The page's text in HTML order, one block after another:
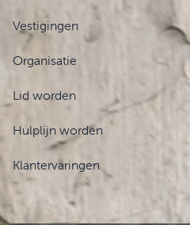
Vestigingen
Organisatie
Lid worden
Hulplijn worden
Klantervaringen